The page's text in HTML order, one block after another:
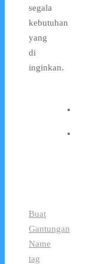
segala
kebutuhan
yang
di
inginkan.
Buat
Gantungan
Name
tag